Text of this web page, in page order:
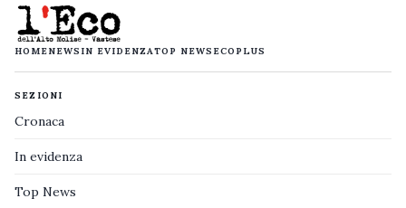
HOMENEWS IN EVIDENZATOP NEWS ECOPLUS
SEZIONI
Cronaca
In evidenza
Top News